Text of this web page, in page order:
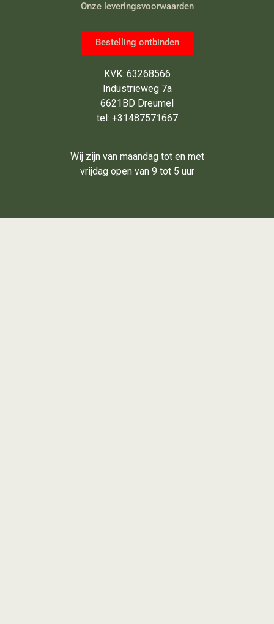
Onze leveringsvoorwaarden
Bestelling ontbinden
KVK: 63268566
Industrieweg 7a
6621BD Dreumel
tel: +31487571667
Wij zijn van maandag tot en met
vrijdag open van 9 tot 5 uur